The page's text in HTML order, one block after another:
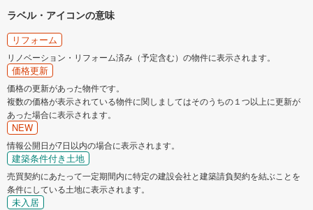
ラベル・アイコンの意味
リフォーム
リノベーション・リフォーム済み（予定含む）の物件に表示されます。
価格更新
価格の更新があった物件です。
複数の価格が表示されている物件に関しましてはそのうちの１つ以上に更新が
あった場合に表示されます。
NEW
情報公開日が7日以内の場合に表示されます。
建築条件付き土地
売買契約にあたって一定期間内に特定の建設会社と建築請負契約を結ぶことを
条件にしている土地に表示されます。
未入居